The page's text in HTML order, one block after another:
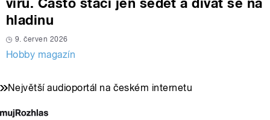
hladinu
9. červen 2026
Hobby magazín
Největší audioportál na českém internetu